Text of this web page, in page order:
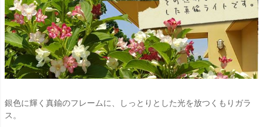
銀色に輝く真鍮のフレームに、しっとりとした光を放つくもりガラ
ス。